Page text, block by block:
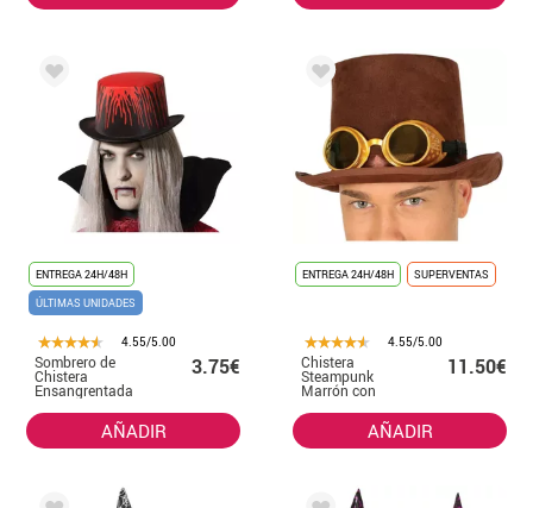
ENTREGA 24H/48H
ÚLTIMAS UNIDADES
4.55/5.00
Sombrero de
Chistera
Ensangrentada
3.75€
AÑADIR
ENTREGA 24H/48H SUPERVENTAS
4.55/5.00
Chistera
Steampunk
Marrón con
11.50€
AÑADIR